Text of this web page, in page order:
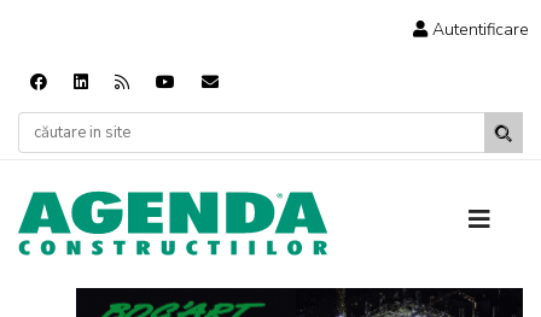
Autentificare